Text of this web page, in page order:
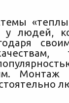
у людей,
Монтаж